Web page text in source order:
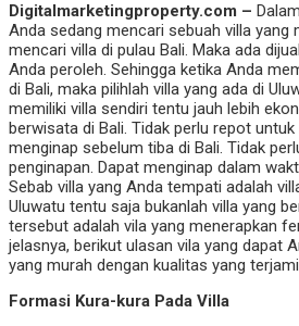
Digitalmarketingproperty.com –
Anda sedang mencari sebuah villa yang
mencari villa di pulau Bali. Maka ada
Anda peroleh. Sehingga ketika Anda
di Bali, maka pilihlah villa yang ada di
memiliki villa sendiri tentu jauh lebih
berwisata di Bali. Tidak perlu repot
menginap sebelum tiba di Bali. Tidak
penginapan. Dapat menginap dalam
Sebab villa yang Anda tempati adalah
Uluwatu tentu saja bukanlah villa yang
tersebut adalah vila yang menerapkan
jelasnya, berikut ulasan vila yang dapat
yang murah dengan kualitas yang
Formasi Kura-kura Pada Villa